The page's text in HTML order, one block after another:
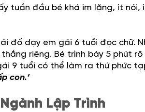
tuần đầu bé khá im lặng, ít nói,
đố dạy em gái 6 tuổi đọc chữ.
riêng. Bé trình bày 5 phút rõ
9 tuổi có thể làm ra thứ phức
con.’
Lập Trình